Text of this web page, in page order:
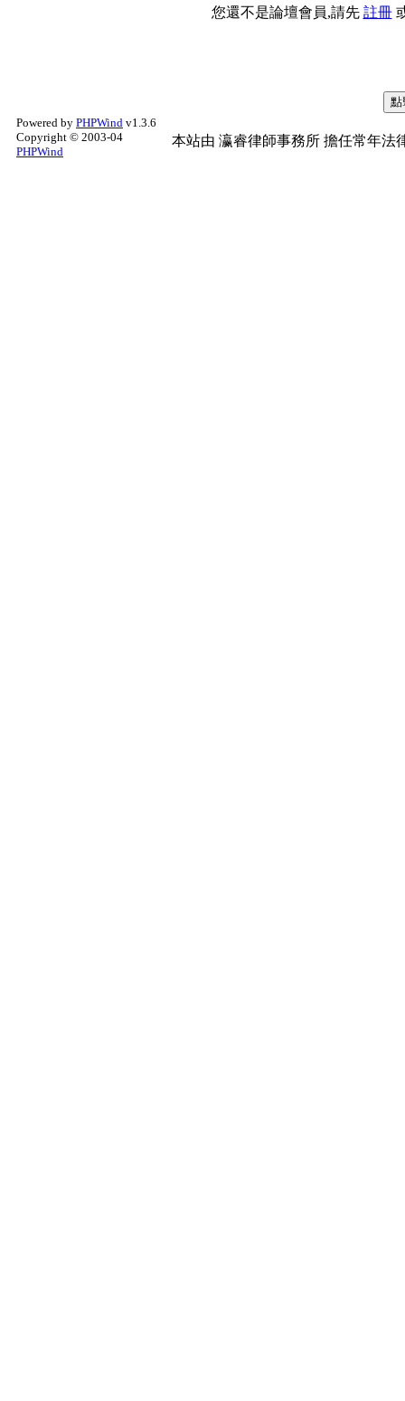
您還不是論壇會員,請先 註冊
Powered by PHPWind v1.3.6
Copyright © 2003-04
PHPWind
本站由 瀛睿律師事務所 擔任常年法